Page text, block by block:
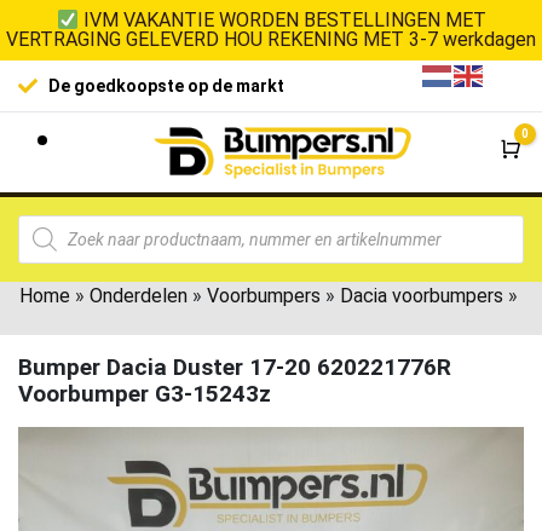
IVM VAKANTIE WORDEN BESTELLINGEN MET
VERTRAGING GELEVERD HOU REKENING MET 3-7 werkdagen
100% klanttevredenheid
0
Home » Onderdelen » Voorbumpers » Dacia voorbumpers »
Bumper Dacia Duster 17-20 620221776R
Voorbumper G3-15243z